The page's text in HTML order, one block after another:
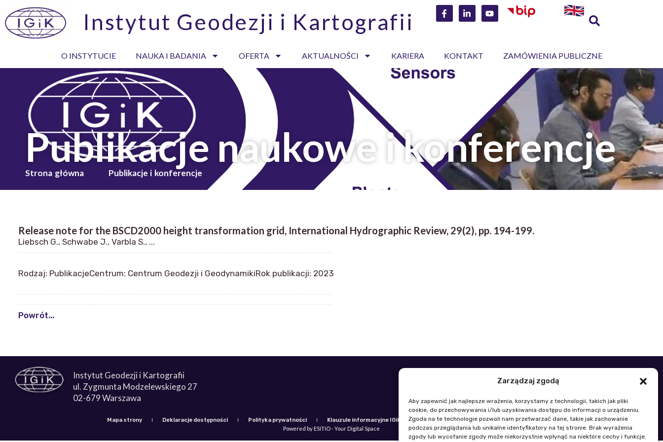
Zarządzaj zgodą
Aby zapewnić jak najlepsze wrażenia, korzystamy z technologii, takich jak pliki
cookie, do przechowywania i/lub uzyskiwania dostępu do informacji o urządzeniu.
Zgoda na te technologie pozwoli nam przetwarzać dane, takie jak zachowanie
podczas przeglądania lub unikalne identyfikatory na tej stronie. Brak wyrażenia
zgody lub wycofanie zgody może niekorzystnie wpłynąć na niektóre cechy i funkcje.
Instytut Geodezji i Kartografii
O INSTYTUCIE NAUKA I BADANIA OFERTA AKTUALNOŚCI KARIERA KONTAKT ZAMÓWIENIA PUBLICZNE
Publikacje naukowe i konferencje
Strona główna Publikacje i konferencje
Release note for the BSCD2000 height transformation grid, International Hydrographic Review, 29(2), pp. 194-199.
Liebsch G., Schwabe J., Varbla S., ...
Rodzaj: PublikacjeCentrum: Centrum Geodezji i GeodynamikiRok publikacji: 2023
Powrót...
Instytut Geodezji i Kartografii
ul. Zygmunta Modzelewskiego 27
02-679 Warszawa
E-mail: igik@igik.edu.pl
Mapa strony Deklaracje dostępności Polityka prywatności Klauzule informacyjne IGiK Plan równości płci
Polityka plików cookies
Powered by ESITIO - Your Digital Space